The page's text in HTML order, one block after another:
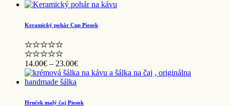
Keramický pohár Cup Piesok
14.00€ – 23.00€Price
range:
23.00€
Hrnček malý čaj Piesok